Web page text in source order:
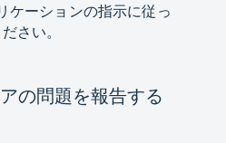
ケーションの指示に従っ
さい。
の問題を報告する